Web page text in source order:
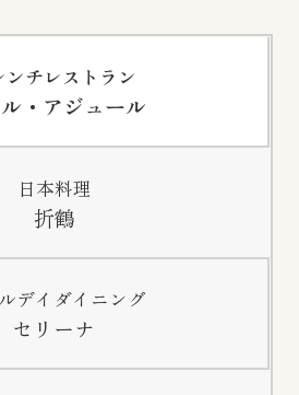
ンチレストラン
・アジュール
日本料理
折鶴
デイダイニング
セリーナ